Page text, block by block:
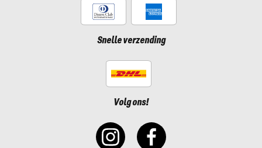
Snelle verzending
Volg ons!